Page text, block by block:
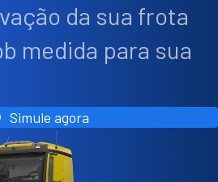
da sua frota
medida para sua
Simule agora